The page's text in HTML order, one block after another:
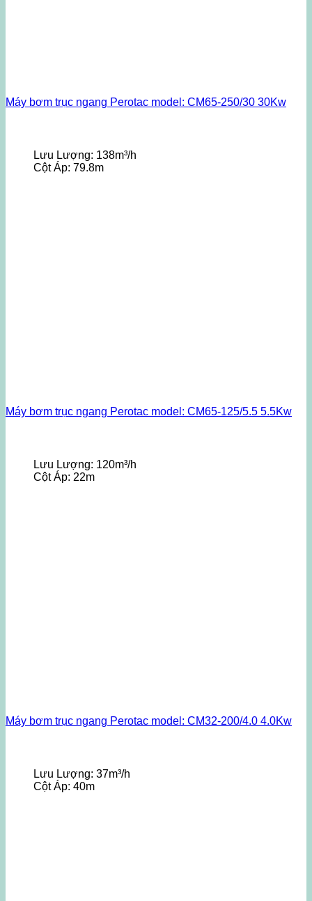
Máy bơm trục ngang Perotac model: CM65-250/30 30Kw
Lưu Lượng: 138m³/h
Cột Áp: 79.8m
Máy bơm trục ngang Perotac model: CM65-125/5.5 5.5Kw
Lưu Lượng: 120m³/h
Cột Áp: 22m
Máy bơm trục ngang Perotac model: CM32-200/4.0 4.0Kw
Lưu Lượng: 37m³/h
Cột Áp: 40m